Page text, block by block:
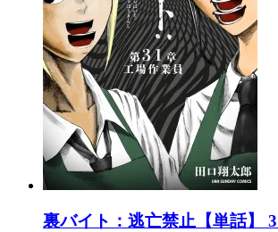
裏バイト：逃亡禁止【単話】